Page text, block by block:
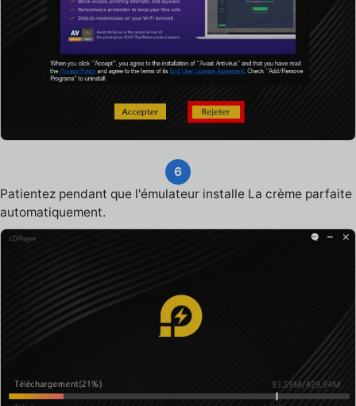
6
Patientez pendant que l'émulateur installe La crème parfaite
automatiquement.